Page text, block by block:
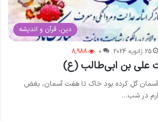
دین، قرآن و اندیشه
25 ژانویه 2024 0
8,988
علی بن ابی‌طالب (ع)
گل کرده بود خاک تا هفت آسمان، بغض
در شب…